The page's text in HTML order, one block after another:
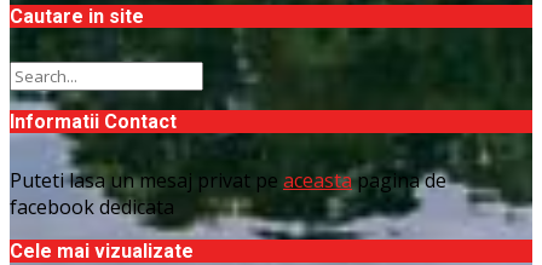
Cautare in site
Informatii Contact
Puteti lasa un mesaj privat pe aceastapagina de
facebook dedicata
Cele mai vizualizate